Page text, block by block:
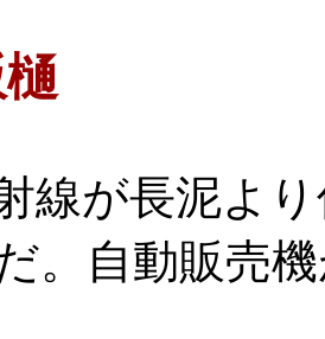
線が長泥よ
。自動販売